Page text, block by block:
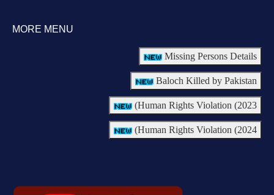
MORE MENU
Missing Persons Details
Baloch Killed by Pakistan
Human Rights Violation (2023)
Human Rights Violation (2024)